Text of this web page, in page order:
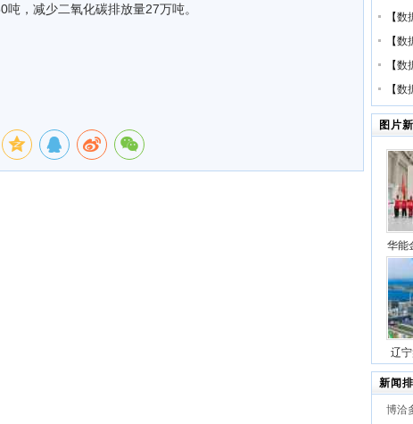
，减少二氧化碳排放量27万吨。
【数
【数
【数
【数
图片
华能
压
号
辽
站项
新闻
博洽